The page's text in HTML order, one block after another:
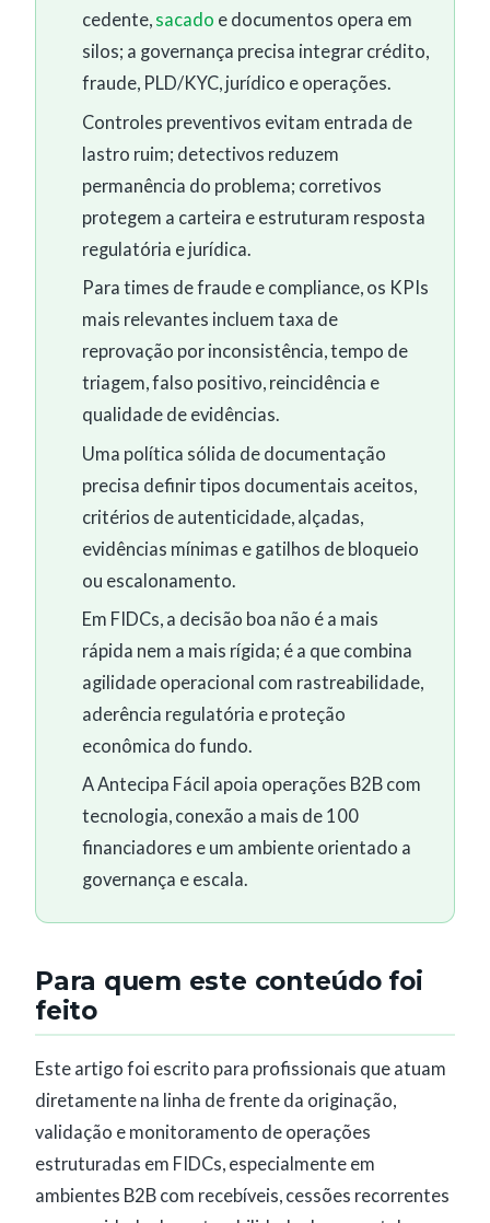
cedente, sacado e documentos opera em
silos; a governança precisa integrar crédito,
fraude, PLD/KYC, jurídico e operações.
Controles preventivos evitam entrada de
lastro ruim; detectivos reduzem
permanência do problema; corretivos
protegem a carteira e estruturam resposta
regulatória e jurídica.
Para times de fraude e compliance, os KPIs
mais relevantes incluem taxa de
reprovação por inconsistência, tempo de
triagem, falso positivo, reincidência e
qualidade de evidências.
Uma política sólida de documentação
precisa definir tipos documentais aceitos,
critérios de autenticidade, alçadas,
evidências mínimas e gatilhos de bloqueio
ou escalonamento.
Em FIDCs, a decisão boa não é a mais
rápida nem a mais rígida; é a que combina
agilidade operacional com rastreabilidade,
aderência regulatória e proteção
econômica do fundo.
A Antecipa Fácil apoia operações B2B com
tecnologia, conexão a mais de 100
financiadores e um ambiente orientado a
governança e escala.
Para quem este conteúdo foi
feito
Este artigo foi escrito para profissionais que atuam
diretamente na linha de frente da originação,
validação e monitoramento de operações
estruturadas em FIDCs, especialmente em
ambientes B2B com recebíveis, cessões recorrentes